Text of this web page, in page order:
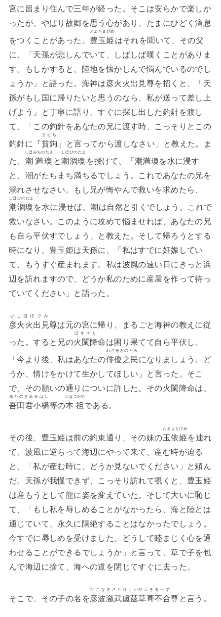
宮に留まり住んで三年が経った。そこは安らかで楽しか
ったが、やはり故郷を思う心があり、たまにひどく溜息
をつくことがあった。 豊玉姫
とよたまびめ
はそれを聞いて、その父
に、「天孫が悲しんでいて、しばしば嘆くことがありま
す。もしかすると、陸地を懐かしんで悩んでいるのでし
ょうか」と語った。海神は彦火火出見尊を招くと、「天
孫がもし国に帰りたいと思うのなら、私が送って差し上
げよう」と丁寧に語り、すぐに探し出した釣針を渡し
て、「この釣針をあなたの兄に渡す時、こっそりとこの
釣針に『貧鉤
まぢち
』と言ってから渡しなさい」と教えた。ま
た、 潮満瓊
しほみちのたま
と潮涸瓊
しほひのたま
を授けて、「潮満瓊を水に浸す
と、潮がたちまち満ちるでしょう。これであなたの兄を
溺れさせなさい。もし兄が悔やんで救いを求めたら、
潮涸瓊
しほひのたま
を水に浸せば、潮は自然と引くでしょう。これで
救いなさい。このように攻めて悩ませれば、あなたの兄
も自ら平伏すでしょう」と教えた。そして帰ろうとする
時になり、豊玉姫は天孫に、「私はすでに妊娠してい
て、もうすぐ産まれます。私は波風の速い日にきっと浜
辺を訪れますので、どうか私のために産屋を作って待っ
ていてください」と語った。
彦火火出見
ひこほほでみ
尊は元の宮に帰り、まるごと海神の教えに従
った。すると兄の火闌降
ほすそり
命は困り果てて自ら平伏し、
「今より後、私はあなたの俳優之民
わざをきのたみ
になりましょう。ど
うか、情けをかけて生かしてほしい」と言った。そこ
で、その願いの通りについに許した。その火闌降命は、
吾田君小橋
あたのきみをばし
等の本祖
とほつおや
である。
その後、豊玉姫は前の約束通り、その妹の玉依姫
たまよりびめ
を連れ
て、波風に逆らって海辺にやって来て、産む時が迫る
と、「私が産む時に、どうか見ないでください」と頼ん
だ。天孫が我慢できず、こっそり訪れて覗くと、豊玉姫
は産もうとして龍に姿を変えていた。そして大いに恥じ
て、「もし私を辱しめることがなかったら、海と陸とは
通じていて、永久に隔絶することはなかったでしょう。
今すでに辱しめを受けました。どうして睦まじく心を通
わせることができるでしょうか」と言って、草で子を包
んで海辺に捨て、海への道を閉じてすぐに去った。
そこで、その子の名を彦波瀲武盧茲草葺不合
ひこなぎさたけうかやふきあへず
尊と言う。